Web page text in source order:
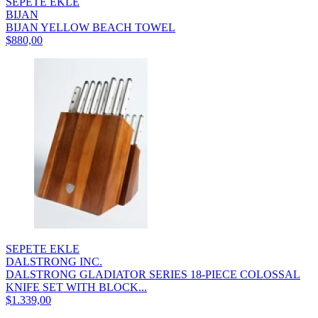
BIJAN
BIJAN YELLOW BEACH TOWEL
$880,00
SEPETE EKLE
DALSTRONG INC.
DALSTRONG GLADIATOR SERIES 18-PIECE COLOSSAL
KNIFE SET WITH BLOCK...
$1.339,00